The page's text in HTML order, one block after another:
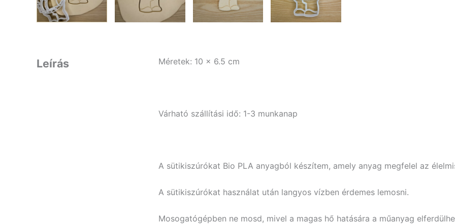
Leírás Méretek: 10 x 6.5 cm
Várható szállítási idő: 1-3 munkanap
A sütikiszúrókat Bio PLA anyagból készítem, amely anyag megfelel az
A sütikiszúrókat használat után langyos vízben érdemes lemosni.
Mosogatógépben ne mosd, mivel a magas hő hatására a műanyag